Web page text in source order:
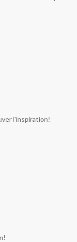
l'inspiration!